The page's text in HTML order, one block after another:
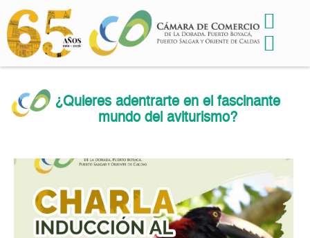
¿Quieres adentrarte en el fascinante
mundo del aviturismo?